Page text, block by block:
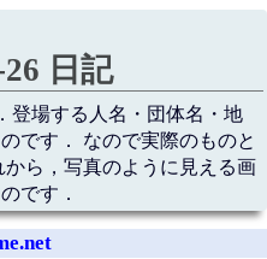
日記
登場する人名・団体名・地
です． なので実際のものと
ら，写真のように見える画
です．